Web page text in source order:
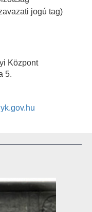
jogú tag)
Központ
5.